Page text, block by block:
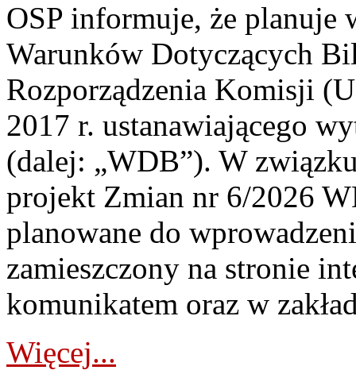
OSP informuje, że planuje
Warunków Dotyczących
Rozporządzenia Komisji
2017 r. ustanawiającego
(dalej: „WDB”). W
projekt Zmian nr 6/2026
planowane do
zamieszczony na stronie
komunikatem oraz w
Więcej...